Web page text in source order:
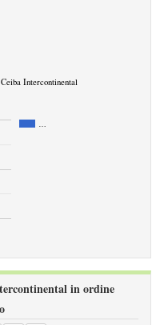
Intercontinental
in ordine